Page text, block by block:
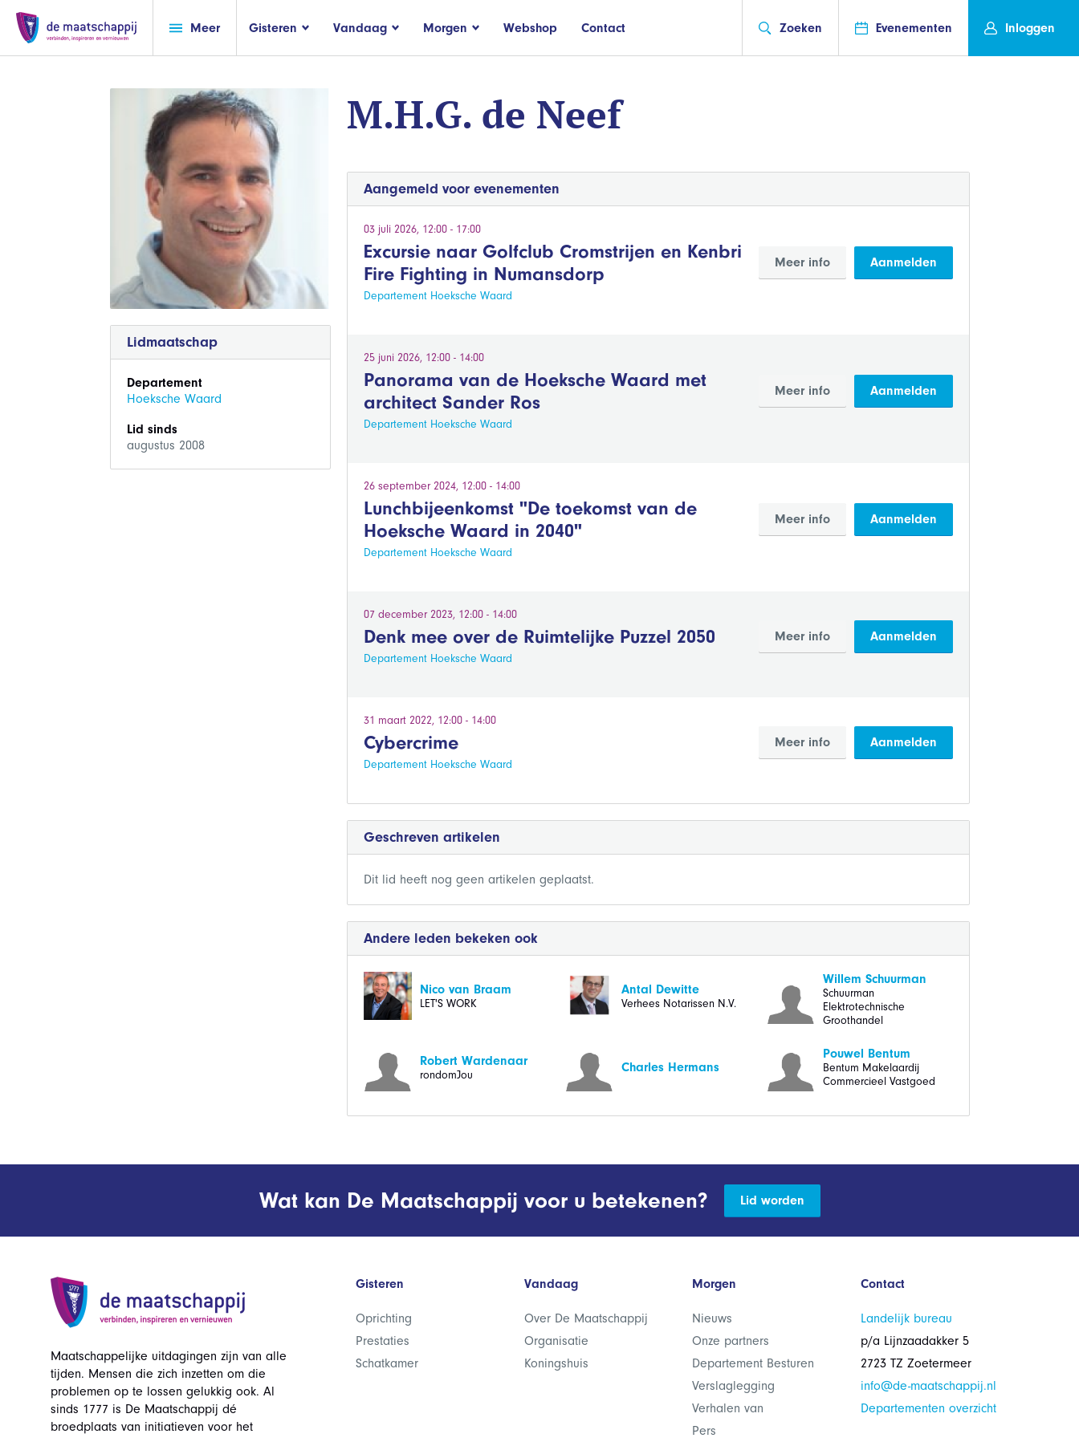
Meer Gisteren Vandaag Morgen Webshop Contact Zoeken Evenementen Inloggen
Lidmaatschap
Departement
Hoeksche Waard
Lid sinds
augustus 2008
M.H.G. de Neef
Aangemeld voor evenementen
03 juli 2026, 12:00 - 17:00
Excursie naar Golfclub Cromstrijen en Kenbri
Fire Fighting in Numansdorp
Departement Hoeksche Waard
Meer info Aanmelden
25 juni 2026, 12:00 - 14:00
Panorama van de Hoeksche Waard met
architect Sander Ros
Departement Hoeksche Waard
Meer info Aanmelden
26 september 2024, 12:00 - 14:00
Lunchbijeenkomst "De toekomst van de
Hoeksche Waard in 2040"
Departement Hoeksche Waard
Meer info Aanmelden
07 december 2023, 12:00 - 14:00
Denk mee over de Ruimtelijke Puzzel 2050
Departement Hoeksche Waard
Meer info Aanmelden
31 maart 2022, 12:00 - 14:00
Cybercrime
Departement Hoeksche Waard
Meer info Aanmelden
Geschreven artikelen
Dit lid heeft nog geen artikelen geplaatst.
Andere leden bekeken ook
Nico van Braam
LET'S WORK
Antal Dewitte
Verhees Notarissen N.V.
Willem Schuurman
Schuurman
Elektrotechnische
Groothandel
Robert Wardenaar
rondomJou Charles Hermans
Pouwel Bentum
Bentum Makelaardij
Commercieel Vastgoed
Wat kan De Maatschappij voor u betekenen? Lid worden
Maatschappelijke uitdagingen zijn van alle
tijden. Mensen die zich inzetten om die
problemen op te lossen gelukkig ook. Al
sinds 1777 is De Maatschappij dé
broedplaats van initiatieven voor het
Gisteren
Oprichting
Prestaties
Schatkamer
Vandaag
Over De Maatschappij
Organisatie
Koningshuis
Morgen
Nieuws
Onze partners
Departement Besturen
Verslaglegging
Verhalen van
Pers
Contact
Landelijk bureau
p/a Lijnzaadakker 5
2723 TZ Zoetermeer
info@de-maatschappij.nl
Departementen overzicht